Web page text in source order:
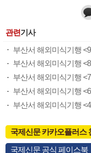
관련기사
부산서 해외미식기행
부산서 해외미식기행
부산서 해외미식기행
부산서 해외미식기행
부산서 해외미식기행
국제신문 카카오플러스
국제신문 공식 페이스북